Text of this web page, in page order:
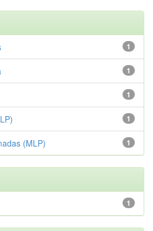
1
1
1
1
1
(MLP)
1